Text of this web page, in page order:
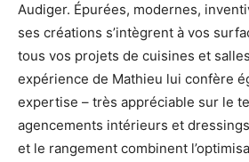
Audiger. Épurées, modernes,
ses créations s’intègrent à vos
tous vos projets de cuisines et
expérience de Mathieu lui confère
expertise – très appréciable sur le
agencements intérieurs et
et le rangement combinent